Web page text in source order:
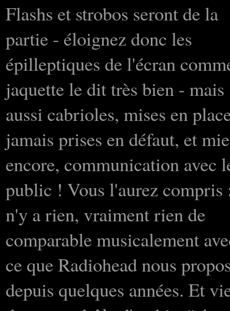
Flashs et strobos seront de la
partie - éloignez donc les
épilleptiques de l'écran
jaquette le dit très bien - mais
aussi cabrioles, mises en
jamais prises en défaut, et
encore, communication avec
public ! Vous l'aurez
n'y a rien, vraiment rien de
comparable musicalement
ce que Radiohead nous
depuis quelques années. Et